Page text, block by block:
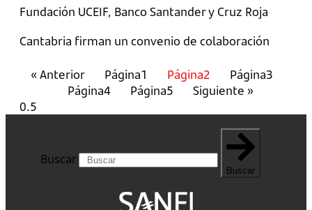
Fundación UCEIF, Banco Santander y Cruz Roja
Cantabria firman un convenio de colaboración
« Anterior Página1 Página2 Página3
Página4 Página5 Siguiente »
Buscar
Buscar